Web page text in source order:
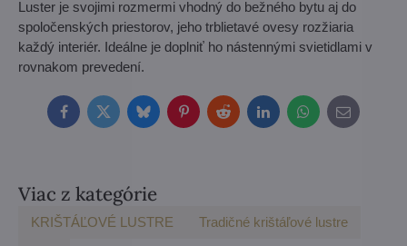
Luster je svojimi rozmermi vhodný do bežného bytu aj do
spoločenských priestorov, jeho trblietavé ovesy rozžiaria
každý interiér. Ideálne je doplniť ho nástennými svietidlami v
rovnakom prevedení.
FacebookTwitterBlueskyPinterestRedditLinkedInWhatsApp
E-
mail
Viac z kategórie
KRIŠTÁĽOVÉ LUSTRE Tradičné krištáľové lustre